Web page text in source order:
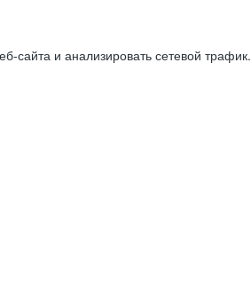
сайта и анализировать сетевой трафик.